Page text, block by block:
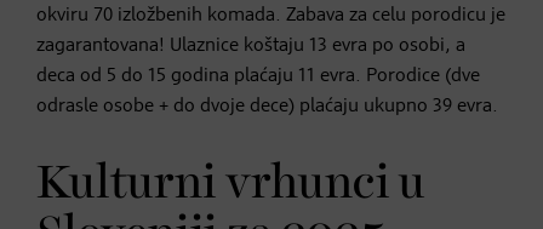
okviru 70 izložbenih komada. Zabava za celu porodicu je
zagarantovana! Ulaznice koštaju 13 evra po osobi, a
deca od 5 do 15 godina plaćaju 11 evra. Porodice (dve
odrasle osobe + do dvoje dece) plaćaju ukupno 39 evra.
Kulturni vrhunci u